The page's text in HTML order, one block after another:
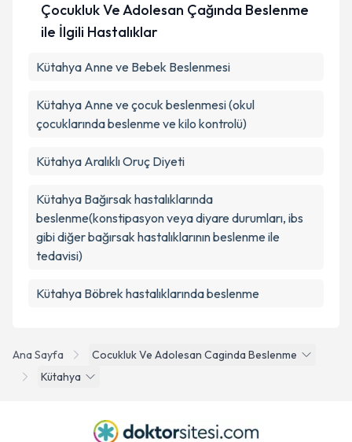
Ana Sayfa
Cocukluk Ve Adolesan Caginda Beslenme
Kütahya
Çocukluk Ve Adolesan Çağında Beslenme
ile İlgili Hastalıklar
Kütahya Anne ve Bebek Beslenmesi
Kütahya Anne ve çocuk beslenmesi (okul
çocuklarında beslenme ve kilo kontrolü)
Kütahya Aralıklı Oruç Diyeti
Kütahya Bağırsak hastalıklarında
beslenme(konstipasyon veya diyare durumları, ibs
gibi diğer bağırsak hastalıklarının beslenme ile
tedavisi)
Kütahya Böbrek hastalıklarında beslenme